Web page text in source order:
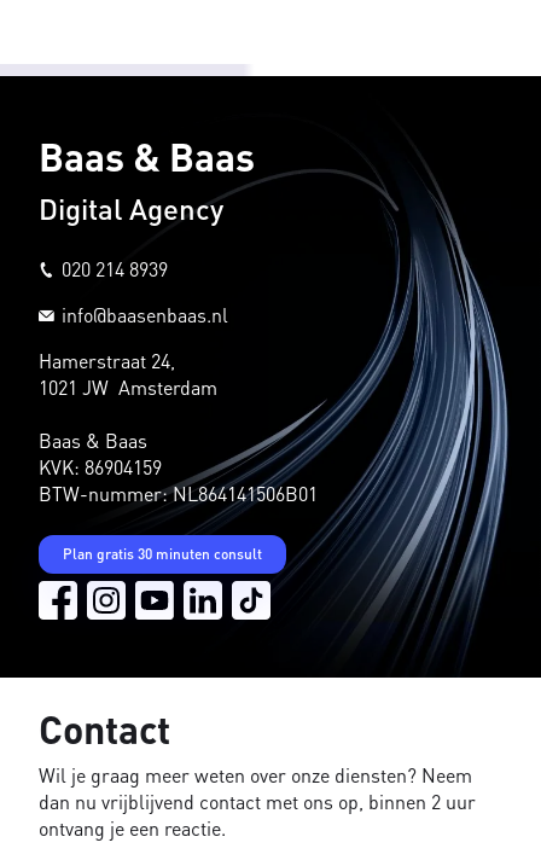
Baas & Baas
Digital Agency
020 214 8939
info@baasenbaas.nl
Hamerstraat 24,
1021 JW Amsterdam
Baas & Baas
KVK: 86904159
BTW-nummer: NL864141506B01
Plan gratis 30 minuten consult
Contact
Wil je graag meer weten over onze diensten? Neem
dan nu vrijblijvend contact met ons op, binnen 2 uur
ontvang je een reactie.